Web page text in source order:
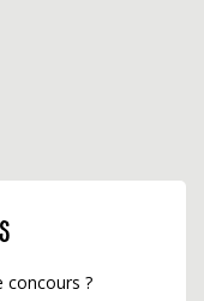
concours ?